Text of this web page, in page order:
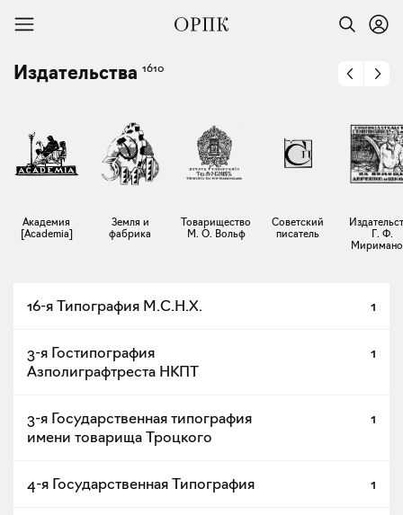
Издательства 1610
Академия
[Academia]
Земля и
фабрика
Товарищество
М. О. Вольф
Советский
писатель
Г. Ф.
16-я Типография М.С.Н.Х. 1
3-я Гостипография
Азполиграфтреста НКПТ
1
3-я Государственная типография
имени товарища Троцкого
1
4-я Государственная Типография 1